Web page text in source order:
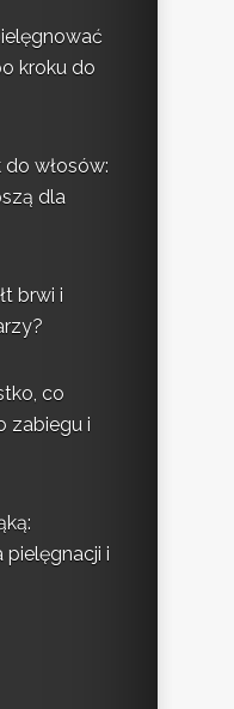
kroku do
włosów:
dla
brwi i
co
zabiegu i
i